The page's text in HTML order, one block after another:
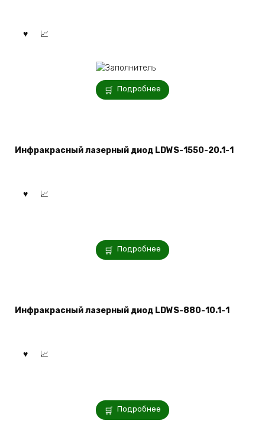
Подробнее
Инфракрасный лазерный диод LDWS-1550-20.1-1
Подробнее
Инфракрасный лазерный диод LDWS-880-10.1-1
Подробнее